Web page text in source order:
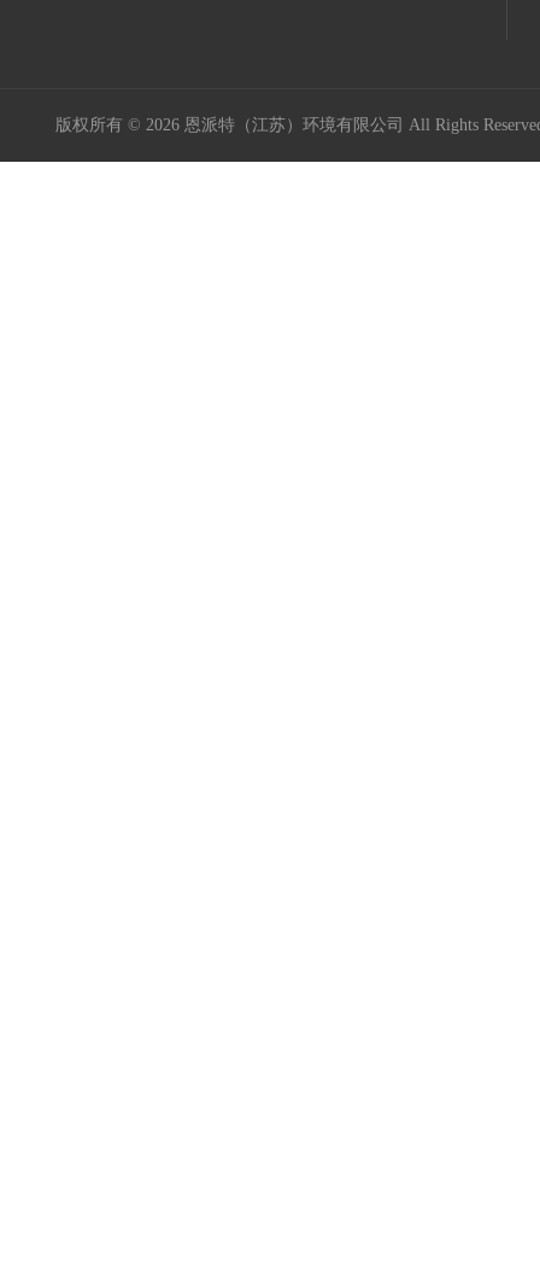
版权所有 © 2026 恩派特（江苏）环境有限公司 All Rights